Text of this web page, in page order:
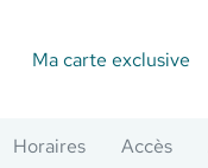
Ma carte exclusive
Horaires Accès